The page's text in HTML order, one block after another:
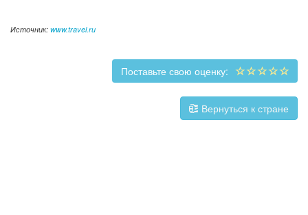
Источник: www.travel.ru
Поставьте свою оценку:
Вернуться к стране